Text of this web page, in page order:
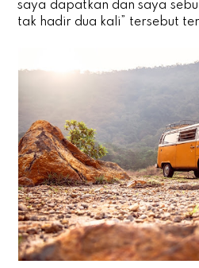
saya dapatkan dan saya
tak hadir dua kali” tersebut